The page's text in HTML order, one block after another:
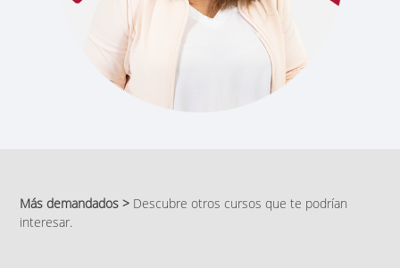
Más demandados > Descubre otros cursos que te podrían
interesar.